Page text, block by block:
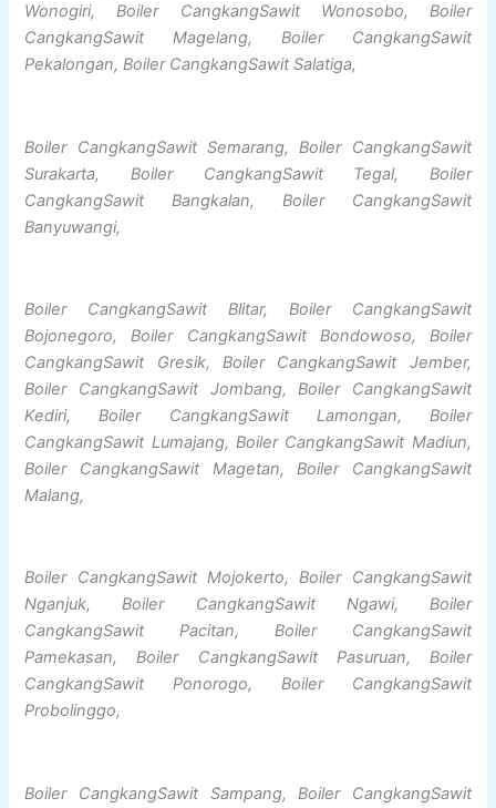
Wonogiri, Boiler CangkangSawit Wonosobo, Boiler
CangkangSawit Magelang, Boiler CangkangSawit
Pekalongan, Boiler CangkangSawit Salatiga,
Boiler CangkangSawit Semarang, Boiler CangkangSawit
Surakarta, Boiler CangkangSawit Tegal, Boiler
CangkangSawit Bangkalan, Boiler CangkangSawit
Banyuwangi,
Boiler CangkangSawit Blitar, Boiler CangkangSawit
Bojonegoro, Boiler CangkangSawit Bondowoso, Boiler
CangkangSawit Gresik, Boiler CangkangSawit Jember,
Boiler CangkangSawit Jombang, Boiler CangkangSawit
Kediri, Boiler CangkangSawit Lamongan, Boiler
CangkangSawit Lumajang, Boiler CangkangSawit Madiun,
Boiler CangkangSawit Magetan, Boiler CangkangSawit
Malang,
Boiler CangkangSawit Mojokerto, Boiler CangkangSawit
Nganjuk, Boiler CangkangSawit Ngawi, Boiler
CangkangSawit Pacitan, Boiler CangkangSawit
Pamekasan, Boiler CangkangSawit Pasuruan, Boiler
CangkangSawit Ponorogo, Boiler CangkangSawit
Probolinggo,
Boiler CangkangSawit Sampang, Boiler CangkangSawit